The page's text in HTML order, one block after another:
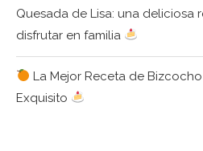
Quesada de Lisa: una deliciosa
disfrutar en familia
La Mejor Receta de
Exquisito